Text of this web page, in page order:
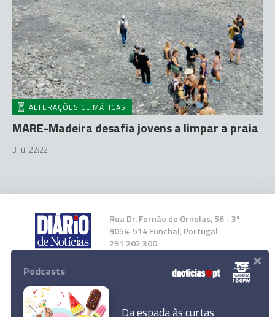
ALTERAÇÕES CLIMÁTICAS
MARE-Madeira desafia jovens a limpar a praia
3 Jul 22:22
Rua Dr. Fernão de Ornelas, 56 - 3º
9054-514 Funchal, Portugal
291 202 300
Instale a nossa App
Podcasts
Da espada às curtas
×